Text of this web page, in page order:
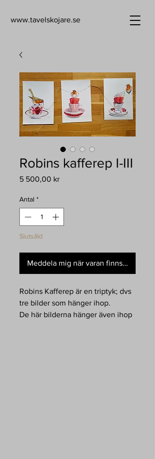
www.tavelskojare.se
Robins kafferep I-III
5 500,00 krPris
Antal *
Slutsåld
Meddela mig när varan finns i lager
Robins Kafferep är en triptyk; dvs
tre bilder som hänger ihop.
De här bilderna hänger även ihop